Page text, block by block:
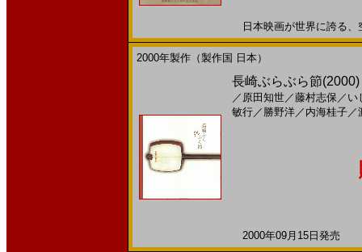
日本映画が世界に誇る
2000年製作（製作国 日本）
長崎ぶらぶら節
／ 原田知世／藤村志保／ い
敏行／ 勝野洋／ 内海桂子／
2000年09月15日発売